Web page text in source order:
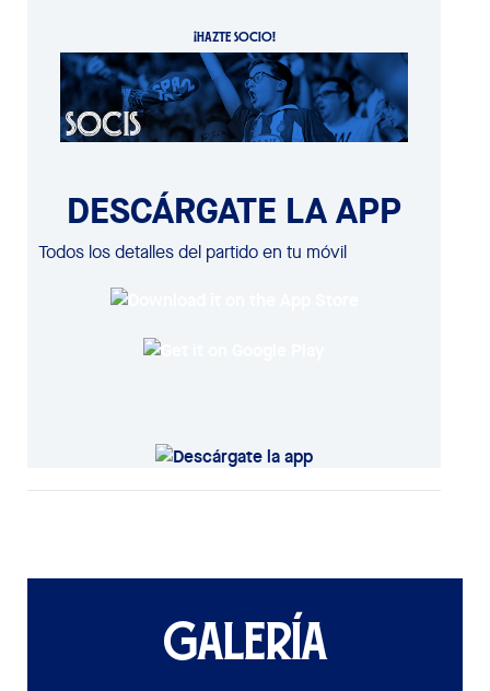
¡HAZTE SOCIO!
DESCÁRGATE LA APP
Todos los detalles del partido en tu móvil
GALERÍA